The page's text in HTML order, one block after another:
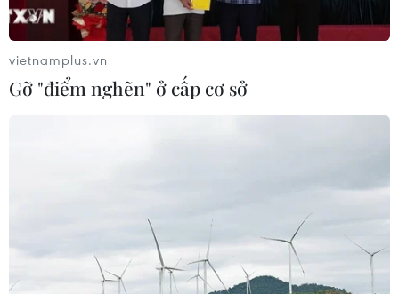
Hen suyễn ngày càng trở thành căn bệnh
mãn tính đáng báo động
05/05/2020 08:01
Thế giới hiện có trên 300 triệu người bị hen suyễn, tới
vietnamplus.vn
Gỡ "điểm nghẽn" ở cấp cơ sở